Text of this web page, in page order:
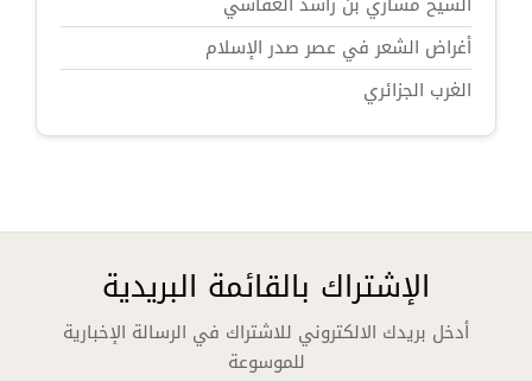
أغراض الشعر في عصر صدر الإسلام
الغرب الجزائري
الإشتراك بالقائمة البريدية
أدخل بريدك الالكتروني للاشتراك في الرسالة الإخبارية
للموسوعة